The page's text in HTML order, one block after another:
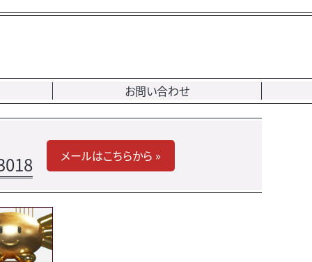
お問い合わせ
メールはこちらから »